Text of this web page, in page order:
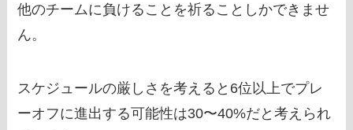
他のチームに負けることを祈ることしかできませ
ん。
スケジュールの厳しさを考えると6位以上でプレ
ーオフに進出する可能性は30〜40%だと考えられ